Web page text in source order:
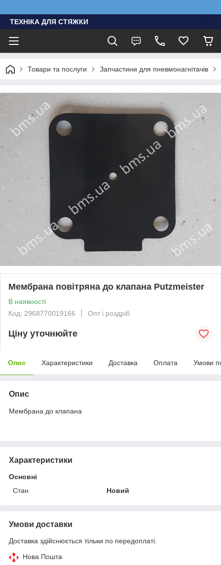
ТЕХНІКА ДЛЯ СТЯЖКИ
Товари та послуги Запчастини для пневмонагнітачів
Мембрана повітряна до клапана Putzmeister
В наявності
Код: 2968770019166
Опт і роздріб
Ціну уточнюйте
Опис Характеристики Доставка Оплата Умови
Опис
Мембрана до клапана
Характеристики
Основні
Стан
Новий
Умови доставки
Доставка здійснюється тільки по передоплаті.
Нова Пошта